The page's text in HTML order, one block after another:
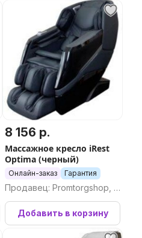
8 156 р.
Массажное кресло iRest
Optima (черный)
Онлайн-заказ Гарантия
Продавец: Promtorgshop, П
ромторгшоп
Добавить в корзину